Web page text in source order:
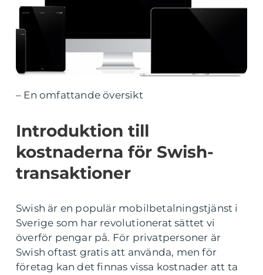
– En omfattande översikt
Introduktion till
kostnaderna för Swish-
transaktioner
Swish är en populär mobilbetalningstjänst i
Sverige som har revolutionerat sättet vi
överför pengar på. För privatpersoner är
Swish oftast gratis att använda, men för
företag kan det finnas vissa kostnader att ta